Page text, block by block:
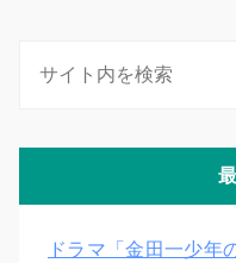
ドラマ「金田一少年